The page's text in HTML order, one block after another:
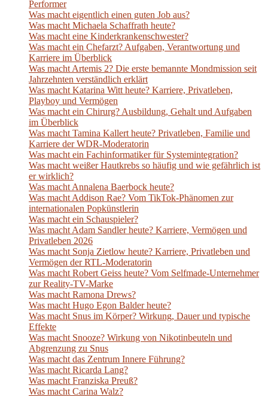
Performer
Was macht eigentlich einen guten Job aus?
Was macht Michaela Schaffrath heute?
Was macht eine Kinderkrankenschwester?
Was macht ein Chefarzt? Aufgaben, Verantwortung und
Karriere im Überblick
Was macht Artemis 2? Die erste bemannte Mondmission seit
Jahrzehnten verständlich erklärt
Was macht Katarina Witt heute? Karriere, Privatleben,
Playboy und Vermögen
Was macht ein Chirurg? Ausbildung, Gehalt und Aufgaben
im Überblick
Was macht Tamina Kallert heute? Privatleben, Familie und
Karriere der WDR-Moderatorin
Was macht ein Fachinformatiker für Systemintegration?
Was macht weißer Hautkrebs so häufig und wie gefährlich ist
er wirklich?
Was macht Annalena Baerbock heute?
Was macht Addison Rae? Vom TikTok-Phänomen zur
internationalen Popkünstlerin
Was macht ein Schauspieler?
Was macht Adam Sandler heute? Karriere, Vermögen und
Privatleben 2026
Was macht Sonja Zietlow heute? Karriere, Privatleben und
Vermögen der RTL-Moderatorin
Was macht Robert Geiss heute? Vom Selfmade-Unternehmer
zur Reality-TV-Marke
Was macht Ramona Drews?
Was macht Hugo Egon Balder heute?
Was macht Snus im Körper? Wirkung, Dauer und typische
Effekte
Was macht Snooze? Wirkung von Nikotinbeuteln und
Abgrenzung zu Snus
Was macht das Zentrum Innere Führung?
Was macht Ricarda Lang?
Was macht Franziska Preuß?
Was macht Carina Walz?